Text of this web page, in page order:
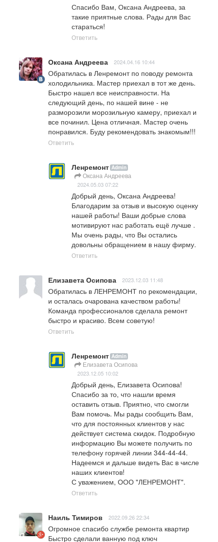
Спасибо Вам, Оксана Андреева, за
такие приятные слова. Рады для Вас
стараться!
Ответить
Оксана Андреева 2024.04.16 10:44
Обратилась в Ленремонт по поводу ремонта
холодильника. Мастер приехал в тот же день.
Быстро нашел все неисправности. На
следующий день, по нашей вине - не
разморозили морозильную камеру, приехал и
все починил. Цена отличная. Мастер очень
понравился. Буду рекомендовать знакомым!!!
Ответить
Ленремонт Admin
Оксана Андреева
2024.05.03 07:22
Добрый день, Оксана Андреева!
Благодарим за отзыв и высокую оценку
нашей работы! Ваши добрые слова
мотивируют нас работать ещё лучше .
Мы очень рады, что Вы остались
довольны обращением в нашу фирму.
Ответить
Елизавета Осипова 2023.12.03 11:48
Обратилась в ЛЕНРЕМОНТ по рекомендации,
и осталась очарована качеством работы!
Команда профессионалов сделала ремонт
быстро и красиво. Всем советую!
Ответить
Ленремонт Admin
Елизавета Осипова
2023.12.05 10:02
Добрый день, Елизавета Осипова!
Спасибо за то, что нашли время
оставить отзыв. Приятно, что смогли
Вам помочь. Мы рады сообщить Вам,
что для постоянных клиентов у нас
действует система скидок. Подробную
информацию Вы можете получить по
телефону горячей линии 344-44-44.
Надеемся и дальше видеть Вас в числе
наших клиентов!
С уважением, ООО "ЛЕНРЕМОНТ".
Ответить
Наиль Тимиров 2022.09.26 22:34
Огромное спасибо службе ремонта квартир
Быстро сделали ванную под ключ